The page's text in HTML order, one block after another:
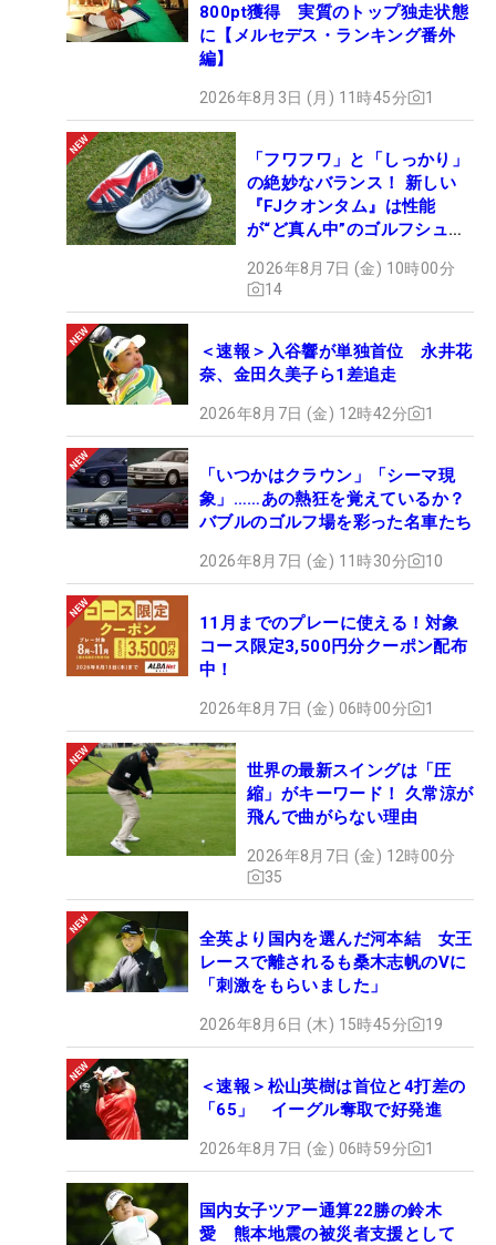
800pt獲得 実質のトップ独走状態
に【メルセデス・ランキング番外
編】
2026年8月3日 (月) 11時45分 1
「フワフワ」と「しっかり」
の絶妙なバランス！ 新しい
『FJクオンタム』は性能
が“ど真ん中”のゴルフシュー
2026年8月7日 (金) 10時00分
14
＜速報＞入谷響が単独首位 永井花
奈、金田久美子ら1差追走
2026年8月7日 (金) 12時42分 1
「いつかはクラウン」「シーマ現
象」……あの熱狂を覚えているか？
バブルのゴルフ場を彩った名車たち
2026年8月7日 (金) 11時30分 10
11月までのプレーに使える！対象
コース限定3,500円分クーポン配布
中！
2026年8月7日 (金) 06時00分 1
世界の最新スイングは「圧
縮」がキーワード！ 久常涼が
飛んで曲がらない理由
2026年8月7日 (金) 12時00分
35
全英より国内を選んだ河本結 女王
レースで離されるも桑木志帆のVに
「刺激をもらいました」
2026年8月6日 (木) 15時45分 19
＜速報＞松山英樹は首位と4打差の
「65」 イーグル奪取で好発進
2026年8月7日 (金) 06時59分 1
国内女子ツアー通算22勝の鈴木
愛 熊本地震の被災者支援として